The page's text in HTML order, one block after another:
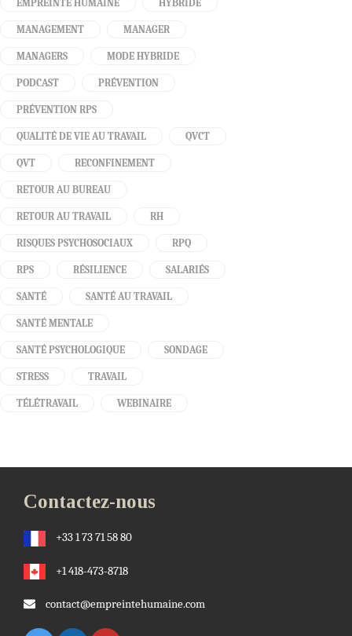
EMPREINTE HUMAINE HYBRIDE
MANAGEMENT MANAGER
MANAGERS MODE HYBRIDE
PODCAST PRÉVENTION
PRÉVENTION RPS
QUALITÉ DE VIE AU TRAVAIL QVCT
QVT RECONFINEMENT
RETOUR AU BUREAU
RETOUR AU TRAVAIL RH
RISQUES PSYCHOSOCIAUX RPQ
RPS RÉSILIENCE SALARIÉS
SANTÉ SANTÉ AU TRAVAIL
SANTÉ MENTALE
SANTÉ PSYCHOLOGIQUE SONDAGE
STRESS TRAVAIL
TÉLÉTRAVAIL WEBINAIRE
Contactez-nous
+33 1 73 71 58 80
+1 418-473-8718
contact@empreintehumaine.com